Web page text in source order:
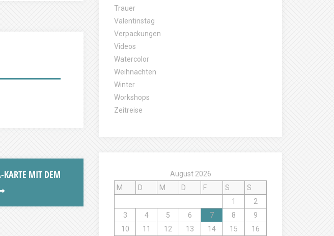
KARTE MIT DEM
Trauer
Valentinstag
Verpackungen
Videos
Watercolor
Weihnachten
Winter
Workshops
Zeitreise
August 2026
M
D M D F S
S
1
2
3
4 5 6 7 8
9
10
11 12 13 14 15
16